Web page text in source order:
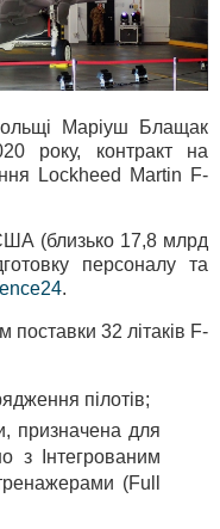
Маріуш Блащак
року, контракт на
Lockheed Martin F-
(близько 17,8 млрд
персоналу та
.
поставки 32 літаків F-
пілотів;
призначена для
з Інтегрованим
(Full